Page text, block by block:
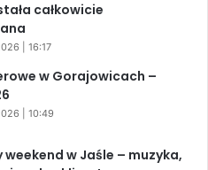
całkowicie
| 16:17
w Gorajowicach –
| 10:49
weekend w Jaśle – muzyka,